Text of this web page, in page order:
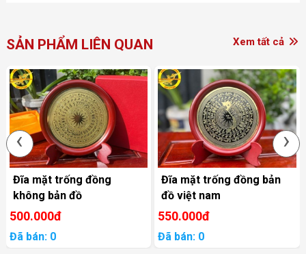
SẢN PHẨM LIÊN QUAN Xem tất cả
Đĩa mặt trống đồng
không bản đồ
500.000đ
Đã bán: 0
Đĩa mặt trống đồng bản
đồ việt nam
550.000đ
Đã bán: 0
‹ ›